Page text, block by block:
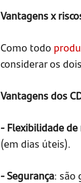
Vantagens x
Como todo
considerar os
Vantagens dos
- Flexibilidade
(em dias úteis).
- Segurança: são